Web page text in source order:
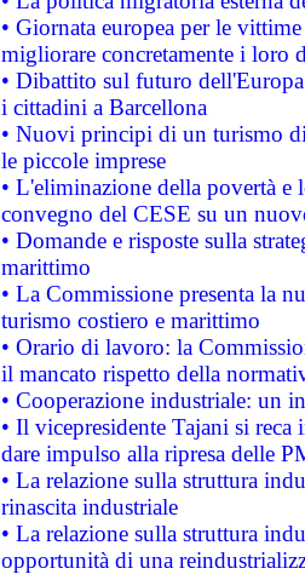
• Giornata europea per le
migliorare concretamente i loro
• Dibattito sul futuro
i cittadini a Barcellona
• Nuovi principi di un turismo
le piccole imprese
• L'eliminazione della povertà
convegno del CESE su un
• Domande e risposte sulla
marittimo
• La Commissione presenta la
turismo costiero e marittimo
• Orario di lavoro: la
il mancato rispetto della
• Cooperazione industriale: un
• Il vicepresidente Tajani si
dare impulso alla ripresa delle
• La relazione sulla struttura
rinascita industriale
• La relazione sulla struttura
opportunità di una